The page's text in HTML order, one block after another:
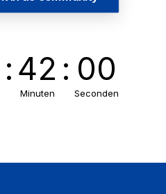
: 41
Minuten
: 59
Seconden